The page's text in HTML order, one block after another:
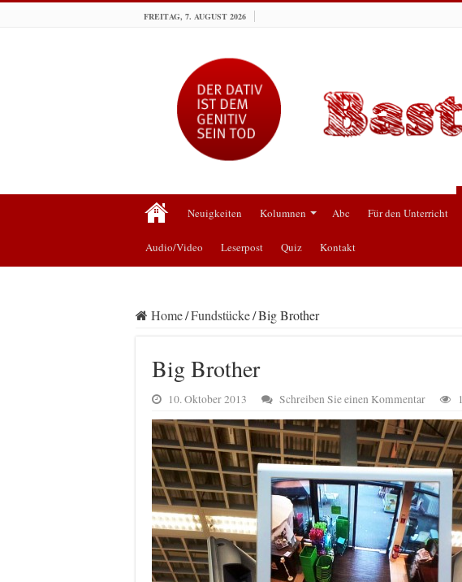
FREITAG, 7. AUGUST 2026
Neuigkeiten Kolumnen Abc Für den Unterricht
Audio/Video Leserpost Quiz Kontakt
Home/Fundstücke/Big Brother
Big Brother
10. Oktober 2013 Schreiben Sie einen Kommentar